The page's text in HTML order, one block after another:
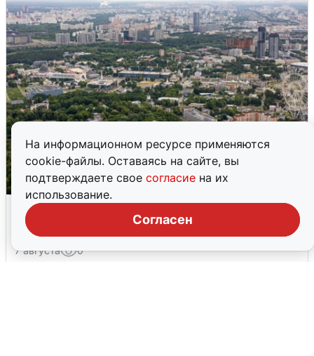
На информационном ресурсе применяются
cookie-файлы. Оставаясь на сайте, вы
подтверждаете свое согласие на их
использование.
Согласен
Москвичи услышали грохот, похожий
на взрыв
7 августа 0